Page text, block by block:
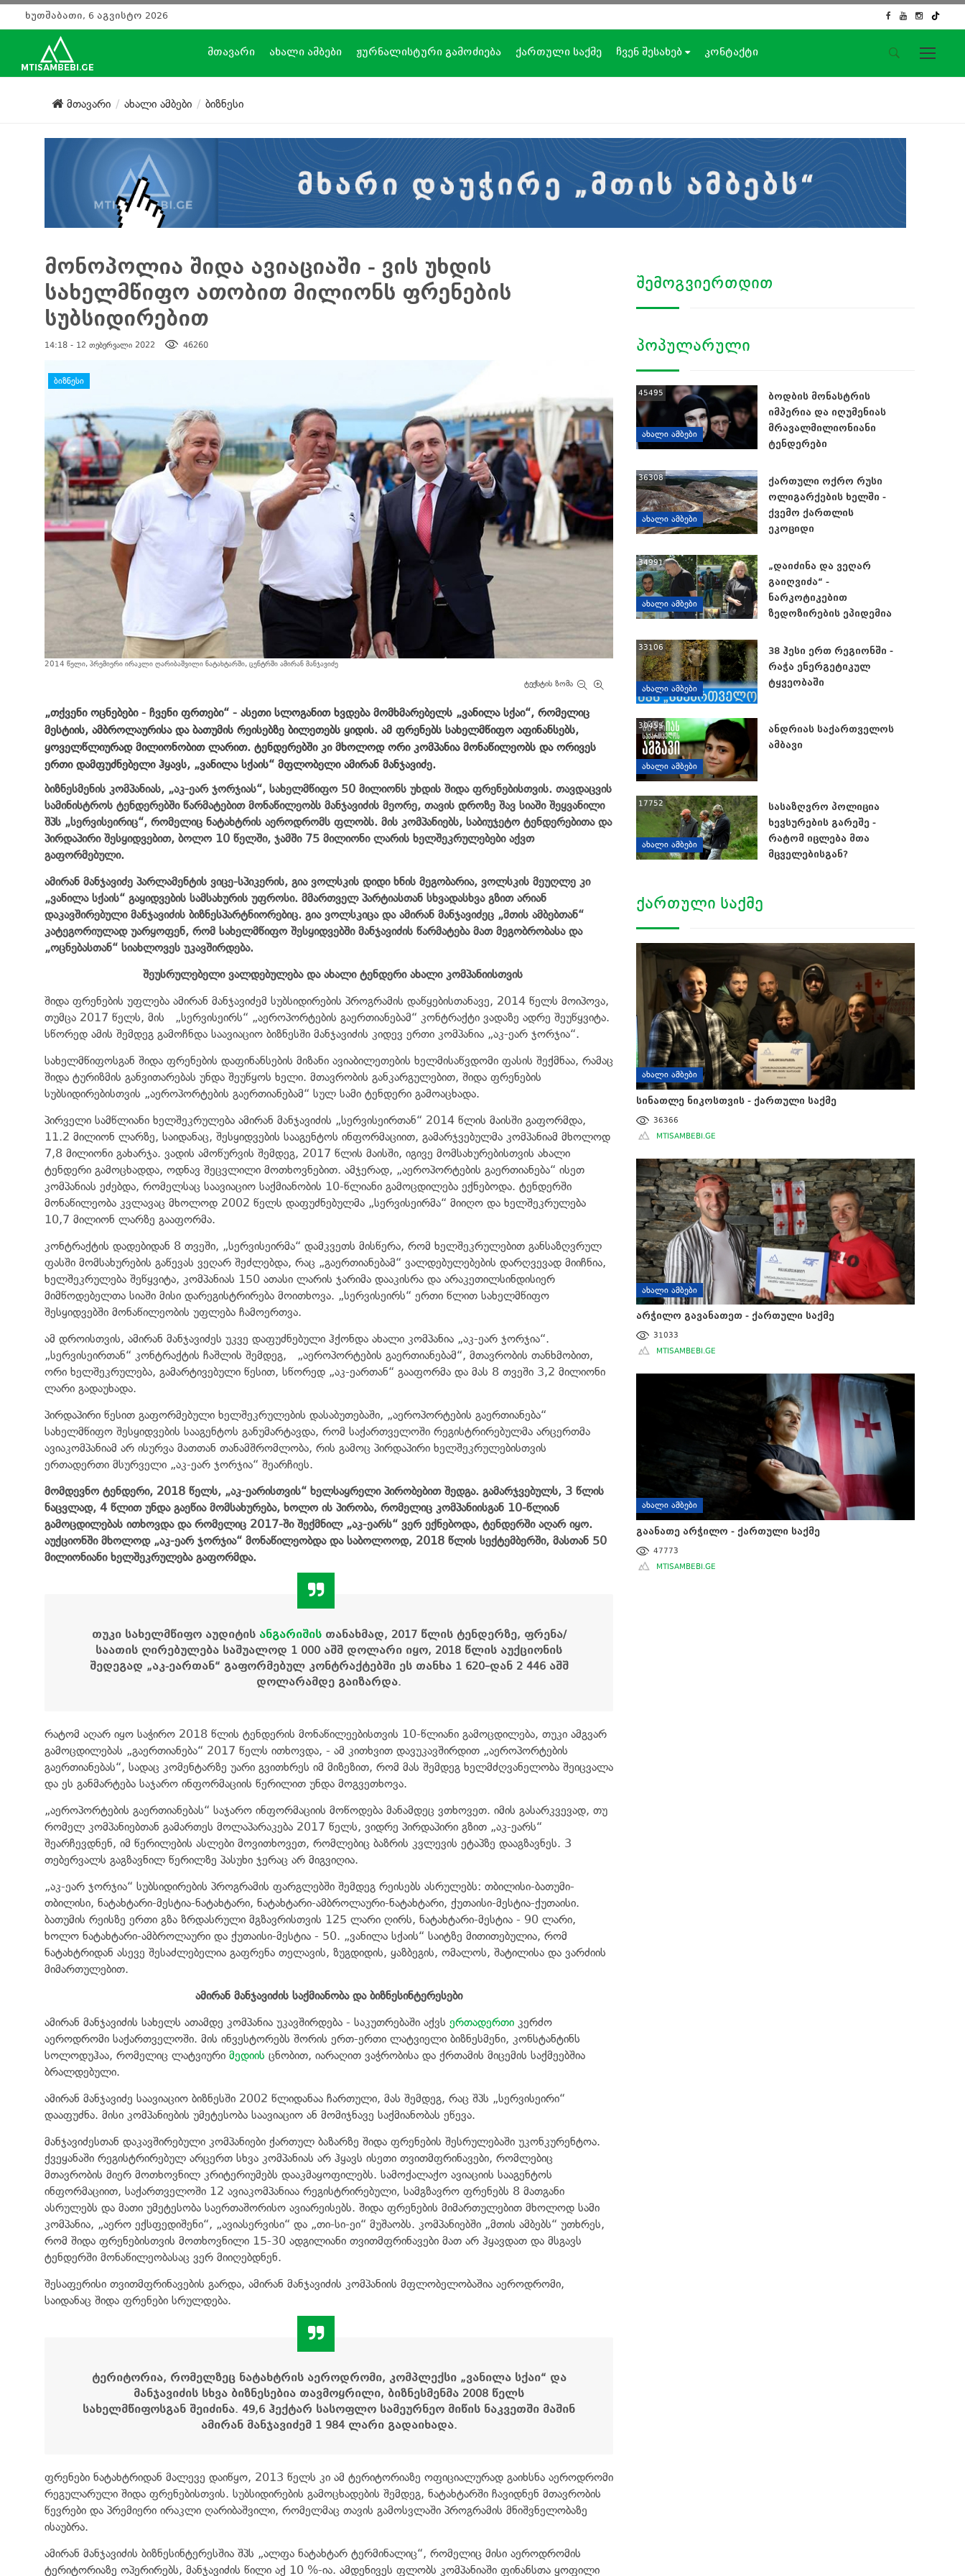
საიტის მენიუ
ჟურნალისტური გამოძიება
ქართული საქმე
ჩვენ შესახებ
კონტაქტი
ხუთშაბათი, 6 აგვისტო 2026
მთავარი ახალი ამბები ჟურნალისტური გამოძიება ქართული საქმე ჩვენ შესახებ კონტაქტი
მთავარი ახალი ამბები ბიზნესი
მონოპოლია შიდა ავიაციაში - ვის უხდის
სახელმწიფო ათობით მილიონს ფრენების
სუბსიდირებით
14:18 - 12 თებერვალი 2022 46260
ᲑᲘᲖᲜᲔᲡᲘ
2014 წელი, პრემიერი ირაკლი ღარიბაშვილი ნატახტარში, ცენტრში ამირან მანჯავიძე
ტექსტის ზომა
„თქვენი ოცნებები - ჩვენი ფრთები“ - ასეთი სლოგანით ხვდება მომხმარებელს „ვანილა სქაი“, რომელიც
მესტიის, ამბროლაურისა და ბათუმის რეისებზე ბილეთებს ყიდის. ამ ფრენებს სახელმწიფო აფინანსებს,
ყოველწლიურად მილიონობით ლარით. ტენდერებში კი მხოლოდ ორი კომპანია მონაწილეობს და ორივეს
ერთი დამფუძნებელი ჰყავს, „ვანილა სქაის“ მფლობელი ამირან მანჯავიძე.
ბიზნესმენის კომპანიას, „აკ-ეარ ჯორჯიას“, სახელმწიფო50 მილიონს უხდის შიდა ფრენებისთვის. თავდაცვის
სამინისტროს ტენდერებში წარმატებით მონაწილეობს მანჯავიძის მეორე, თავის დროზე შავ სიაში შეყვანილი
შპს „სერვისეირიც“, რომელიც ნატახტრის აეროდრომს ფლობს. მის კომპანიებს, საბიუჯეტო ტენდერებითა და
პირდაპირი შესყიდვებით, ბოლო10 წელში, ჯამში75 მილიონი ლარის ხელშეკრულებები აქვთ
გაფორმებული.
ამირან მანჯავიძე პარლამენტის ვიცე-სპიკერის, გია ვოლსკის დიდი ხნის მეგობარია, ვოლსკის მეუღლე კი
„ვანილა სქაის“ გაყიდვების სამსახურის უფროსი. მმართველ პარტიასთან სხვადასხვა გზით არიან
დაკავშირებული მანჯავიძის ბიზნესპარტნიორებიც. გია ვოლსკიცა და ამირან მანჯავიძეც „მთის ამბებთან“
კატეგორიულად უარყოფენ, რომ სახელმწიფო შესყიდვებში მანჯავიძის წარმატება მათ მეგობრობასა და
„ოცნებასთან“ სიახლოვეს უკავშირდება.
შეუსრულებელი ვალდებულება და ახალი ტენდერი ახალი კომპანიისთვის
შიდა ფრენების უფლება ამირან მანჯავიძემ სუბსიდირების პროგრამის დაწყებისთანავე, 2014 წელს მოიპოვა,
თუმცა 2017 წელს, მის „სერვისეირს“ „აეროპორტების გაერთიანებამ“ კონტრაქტი ვადაზე ადრე შეუწყვიტა.
სწორედ ამის შემდეგ გამოჩნდა საავიაციო ბიზნესში მანჯავიძის კიდევ ერთი კომპანია „აკ-ეარ ჯორჯია“.
სახელმწიფოსგან შიდა ფრენების დაფინანსების მიზანი ავიაბილეთების ხელმისაწვდომი ფასის შექმნაა, რამაც
შიდა ტურიზმის განვითარებას უნდა შეუწყოს ხელი. მთავრობის განკარგულებით, შიდა ფრენების
სუბსიდირებისთვის „აეროპორტების გაერთიანებამ“ სულ სამი ტენდერი გამოაცხადა.
პირველი სამწლიანი ხელშეკრულება ამირან მანჯავიძის „სერვისეირთან“ 2014 წლის მაისში გაფორმდა,
11.2 მილიონ ლარზე, საიდანაც, შესყიდვების სააგენტოს ინფორმაციით, გამარჯვებულმა კომპანიამ მხოლოდ
7,8 მილიონი გახარჯა. ვადის ამოწურვის შემდეგ, 2017 წლის მაისში, იგივე მომსახურებისთვის ახალი
ტენდერი გამოცხადდა, ოდნავ შეცვლილი მოთხოვნებით. ამჯერად, „აეროპორტების გაერთიანება“ ისეთ
კომპანიას ეძებდა, რომელსაც საავიაციო საქმიანობის 10-წლიანი გამოცდილება ექნებოდა. ტენდერში
მონაწილეობა კვლავაც მხოლოდ 2002 წელს დაფუძნებულმა „სერვისეირმა“ მიიღო და ხელშეკრულება
10,7 მილიონ ლარზე გააფორმა.
კონტრაქტის დადებიდან 8 თვეში, „სერვისეირმა“ დამკვეთს მისწერა, რომ ხელშეკრულებით განსაზღვრულ
ფასში მომსახურების გაწევას ვეღარ შეძლებდა, რაც „გაერთიანებამ“ ვალდებულებების დარღვევად მიიჩნია,
ხელშეკრულება შეწყვიტა, კომპანიას 150 ათასი ლარის ჯარიმა დააკისრა და არაკეთილსინდისიერ
მიმწოდებელთა სიაში მისი დარეგისტრირება მოითხოვა. „სერვისეირს“ ერთი წლით სახელმწიფო
შესყიდვებში მონაწილეობის უფლება ჩამოერთვა.
ამ დროისთვის, ამირან მანჯავიძეს უკვე დაფუძნებული ჰქონდა ახალი კომპანია „აკ-ეარ ჯორჯია“.
„სერვისეირთან“ კონტრაქტის ჩაშლის შემდეგ, „აეროპორტების გაერთიანებამ“, მთავრობის თანხმობით,
ორი ხელშეკრულება, გამარტივებული წესით, სწორედ „აკ-ეართან“ გააფორმა და მას 8 თვეში 3,2 მილიონი
ლარი გადაუხადა.
პირდაპირი წესით გაფორმებული ხელშეკრულების დასაბუთებაში, „აეროპორტების გაერთიანება“
სახელმწიფო შესყიდვების სააგენტოს განუმარტავდა, რომ საქართველოში რეგისტრირებულმა არცერთმა
ავიაკომპანიამ არ ისურვა მათთან თანამშრომლობა, რის გამოც პირდაპირი ხელშეკრულებისთვის
ერთადერთი მსურველი „აკ-ეარ ჯორჯია“ შეარჩიეს.
მომდევნო ტენდერი, 2018 წელს, „აკ-ეარისთვის“ ხელსაყრელი პირობებით შედგა. გამარჯვებულს, 3 წლის
ნაცვლად, 4 წლით უნდა გაეწია მომსახურება, ხოლო ის პირობა, რომელიც კომპანიისგან 10-წლიან
გამოცდილებას ითხოვდა და რომელიც 2017-ში შექმნილ „აკ-ეარს“ ვერ ექნებოდა, ტენდერში აღარ იყო.
აუქციონში მხოლოდ „აკ-ეარ ჯორჯია“ მონაწილეობდა და საბოლოოდ, 2018 წლის სექტემბერში, მასთან 50
მილიონიანი ხელშეკრულება გაფორმდა.
თუკი სახელმწიფო აუდიტის ანგარიშისთანახმად, 2017 წლის ტენდერზე, ფრენა/
საათის ღირებულება საშუალოდ 1 000 აშშ დოლარი იყო, 2018 წლის აუქციონის
შედეგად „აკ-ეართან“ გაფორმებულ კონტრაქტებში ეს თანხა1 620–დან2 446 აშშ
დოლარამდე გაიზარდა.
რატომ აღარ იყო საჭირო 2018 წლის ტენდერის მონაწილეებისთვის 10-წლიანი გამოცდილება, თუკი ამგვარ
გამოცდილებას „გაერთიანება“ 2017 წელს ითხოვდა, - ამ კითხვით დავუკავშირდით „აეროპორტების
გაერთიანებას“, სადაც კომენტარზე უარი გვითხრეს იმ მიზეზით, რომ მას შემდეგ ხელმძღვანელობა შეიცვალა
და ეს განმარტება საჯარო ინფორმაციის წერილით უნდა მოგვეთხოვა.
„აეროპორტების გაერთიანებას“ საჯარო ინფორმაციის მოწოდება მანამდეც ვთხოვეთ. იმის გასარკვევად, თუ
რომელ კომპანიებთან გამართეს მოლაპარაკება 2017 წელს, ვიდრე პირდაპირი გზით „აკ-ეარს“
შეარჩევდნენ, იმ წერილების ასლები მოვითხოვეთ, რომლებიც ბაზრის კვლევის ეტაპზე დააგზავნეს. 3
თებერვალს გაგზავნილ წერილზე პასუხი ჯერაც არ მიგვიღია.
„აკ-ეარ ჯორჯია“ სუბსიდირების პროგრამის ფარგლებში შემდეგ რეისებს ასრულებს: თბილისი-ბათუმი-
თბილისი, ნატახტარი-მესტია-ნატახტარი, ნატახტარი-ამბროლაური-ნატახტარი, ქუთაისი-მესტია-ქუთაისი.
ბათუმის რეისზე ერთი გზა ზრდასრული მგზავრისთვის 125 ლარი ღირს, ნატახტარი-მესტია - 90 ლარი,
ხოლო ნატახტარი-ამბროლაური და ქუთაისი-მესტია - 50. „ვანილა სქაის“ საიტზე მითითებულია, რომ
ნატახტრიდან ასევე შესაძლებელია გაფრენა თელავის, ზუგდიდის, ყაზბეგის, ომალოს, შატილისა და ვარძიის
მიმართულებით.
ამირან მანჯავიძის საქმიანობა და ბიზნესინტერესები
ამირან მანჯავიძის სახელს ათამდე კომპანია უკავშირდება - საკუთრებაში აქვს ერთადერთი კერძო
აეროდრომი საქართველოში. მის ინვესტორებს შორის ერთ-ერთი ლატვიელი ბიზნესმენი, კონსტანტინს
სოლოდუჰაა, რომელიც ლატვიური მედიის ცნობით, იარაღით ვაჭრობისა და ქრთამის მიცემის საქმეებშია
ბრალდებული.
ამირან მანჯავიძე საავიაციო ბიზნესში 2002 წლიდანაა ჩართული, მას შემდეგ, რაც შპს „სერვისეირი“
დააფუძნა. მისი კომპანიების უმეტესობა საავიაციო ან მომიჯნავე საქმიანობას ეწევა.
მანჯავიძესთან დაკავშირებული კომპანიები ქართულ ბაზარზე შიდა ფრენების შესრულებაში უკონკურენტოა.
ქვეყანაში რეგისტრირებულ არცერთ სხვა კომპანიას არ ჰყავს ისეთი თვითმფრინავები, რომლებიც
მთავრობის მიერ მოთხოვნილ კრიტერიუმებს დააკმაყოფილებს. სამოქალაქო ავიაციის სააგენტოს
ინფორმაციით, საქართველოში 12 ავიაკომპანიაა რეგისტრირებული, სამგზავრო ფრენებს 8 მათგანი
ასრულებს და მათი უმეტესობა საერთაშორისო ავიარეისებს. შიდა ფრენების მიმართულებით მხოლოდ სამი
კომპანია, „აერო ექსფედიშენი“, „ავიასერვისი“ და „თი-სი-ეი“ მუშაობს. კომპანიებში „მთის ამბებს“ უთხრეს,
რომ შიდა ფრენებისთვის მოთხოვნილი 15-30 ადგილიანი თვითმფრინავები მათ არ ჰყავდათ და მსგავს
ტენდერში მონაწილეობასაც ვერ მიიღებდნენ.
შესაფერისი თვითმფრინავების გარდა, ამირან მანჯავიძის კომპანიის მფლობელობაშია აეროდრომი,
საიდანაც შიდა ფრენები სრულდება.
ტერიტორია, რომელზეც ნატახტრის აეროდრომი, კომპლექსი „ვანილა სქაი“ და
მანჯავიძის სხვა ბიზნესებია თავმოყრილი, ბიზნესმენმა 2008 წელს
სახელმწიფოსგან შეიძინა. 49,6 ჰექტარ სასოფლო სამეურნეო მიწის ნაკვეთში მაშინ
ამირან მანჯავიძემ1 984 ლარი გადაიხადა.
ფრენები ნატახტრიდან მალევე დაიწყო, 2013 წელს კი ამ ტერიტორიაზე ოფიციალურად გაიხსნა აეროდრომი
რეგულარული შიდა ფრენებისთვის. სუბსიდირების გამოცხადების შემდეგ, ნატახტარში ჩავიდნენ მთავრობის
წევრები და პრემიერი ირაკლი ღარიბაშვილი, რომელმაც თავის გამოსვლაში პროგრამის მნიშვნელობაზე
ისაუბრა.
ამირან მანჯავიძის ბიზნესინტერესშია შპს „ალფა ნატახტარ ტერმინალიც“, რომელიც მისი აეროდრომის
ტერიტორიაზე ოპერირებს, მანჯავიძის წილი აქ 10 %-ია. ამდენივეს ფლობს კომპანიაში ფინანსთა ყოფილი
ᲨᲔᲛᲝᲒᲕᲘᲔᲠᲗᲓᲘᲗ
ᲞᲝᲞᲣᲚᲐᲠᲣᲚᲘ
ᲐᲮᲐᲚᲘ ᲐᲛᲑᲔᲑᲘ
45495
ბოდბის მონასტრის
იმპერია და იღუმენიას
მრავალმილიონიანი
ტენდერები
ᲐᲮᲐᲚᲘ ᲐᲛᲑᲔᲑᲘ
36308
ქართული ოქრო რუსი
ოლიგარქების ხელში -
ქვემო ქართლის
ეკოციდი
ᲐᲮᲐᲚᲘ ᲐᲛᲑᲔᲑᲘ
34991
„დაიძინა და ვეღარ
გაიღვიძა“ -
ნარკოტიკებით
ზედოზირების ეპიდემია
ᲐᲮᲐᲚᲘ ᲐᲛᲑᲔᲑᲘ
33106
38 ჰესი ერთ რეგიონში -
რაჭა ენერგეტიკულ
ტყვეობაში
ᲐᲮᲐᲚᲘ ᲐᲛᲑᲔᲑᲘ
30455
ანდრიას საქართველოს
ამბავი
ᲐᲮᲐᲚᲘ ᲐᲛᲑᲔᲑᲘ
17752
სასაზღვრო პოლიცია
ხევსურების გარეშე -
რატომ იცლება მთა
მცველებისგან?
ᲥᲐᲠᲗᲣᲚᲘ ᲡᲐᲥᲛᲔ
ᲐᲮᲐᲚᲘ ᲐᲛᲑᲔᲑᲘ
სინათლე ნიკოსთვის - ქართული საქმე
36366
MTISAMBEBI.GE
ᲐᲮᲐᲚᲘ ᲐᲛᲑᲔᲑᲘ
არჭილო გავანათეთ - ქართული საქმე
31033
MTISAMBEBI.GE
ᲐᲮᲐᲚᲘ ᲐᲛᲑᲔᲑᲘ
გაანათე არჭილო - ქართული საქმე
47773
MTISAMBEBI.GE